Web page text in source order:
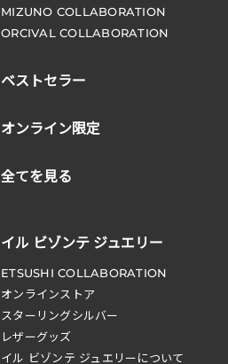
MIZUNO COLLABORATION
ORCIVAL COLLABORATION
ベストセラー
オンライン限定
全てを見る
イル ビゾンテ ジュエリー
ETSUSHI COLLABORATION
オンラインストア
スターリングシルバー
レザーグッズ
イル ビゾンテ ジュエリーについて